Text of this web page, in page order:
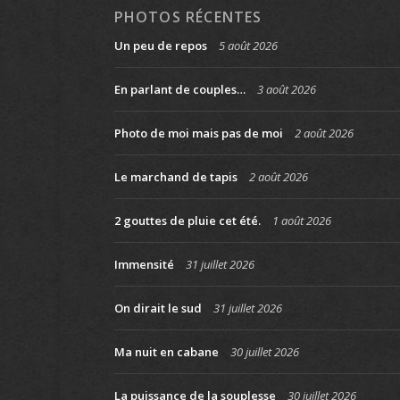
PHOTOS RÉCENTES
Un peu de repos 5 août 2026
En parlant de couples… 3 août 2026
Photo de moi mais pas de moi 2 août 2026
Le marchand de tapis 2 août 2026
2 gouttes de pluie cet été. 1 août 2026
Immensité 31 juillet 2026
On dirait le sud 31 juillet 2026
Ma nuit en cabane 30 juillet 2026
La puissance de la souplesse 30 juillet 2026